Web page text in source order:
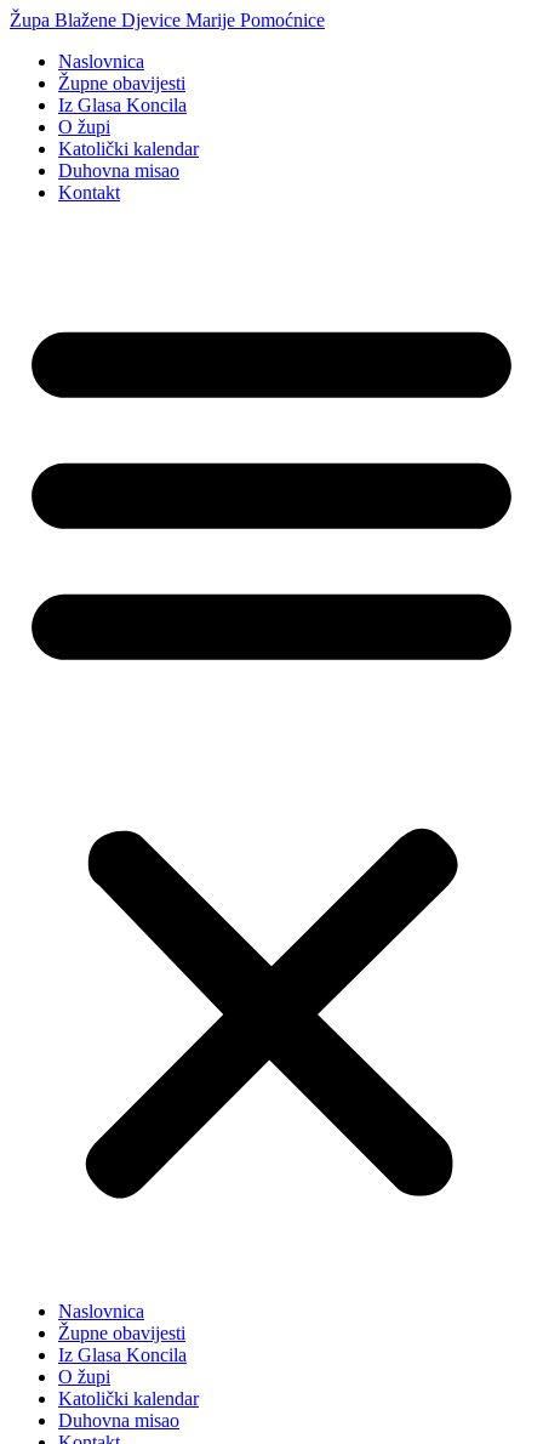
Idi
sadržaj
Župa Blažene Djevice Marije Pomoćnice
Naslovnica
Župne obavijesti
Iz Glasa Koncila
O župi
Katolički kalendar
Duhovna misao
Kontakt
Naslovnica
Župne obavijesti
Iz Glasa Koncila
O župi
Katolički kalendar
Duhovna misao